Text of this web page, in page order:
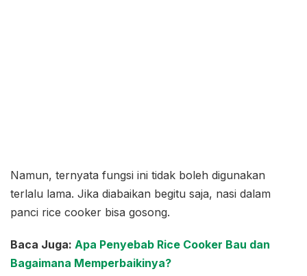
Namun, ternyata fungsi ini tidak boleh digunakan
terlalu lama. Jika diabaikan begitu saja, nasi dalam
panci rice cooker bisa gosong.
Baca Juga: Apa Penyebab Rice Cooker Bau dan
Bagaimana Memperbaikinya?